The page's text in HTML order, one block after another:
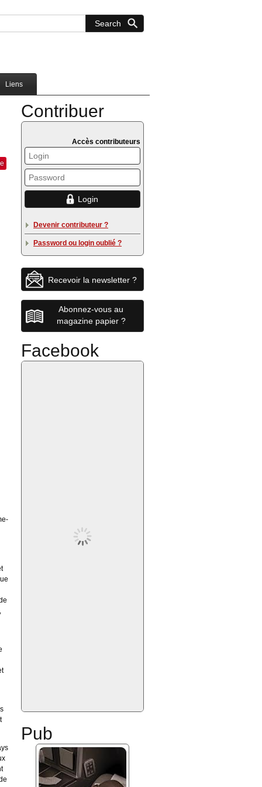
Liens
Contribuer
Accès contributeurs
Devenir contributeur ?
Password ou login oublié ?
Recevoir la newsletter ?
Abonnez-vous au
magazine papier ?
Facebook
Pub